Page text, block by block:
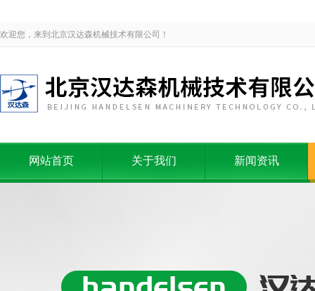
欢迎您，来到北京汉达森机械技术有限公司！
网站首页 关于我们 新闻资讯